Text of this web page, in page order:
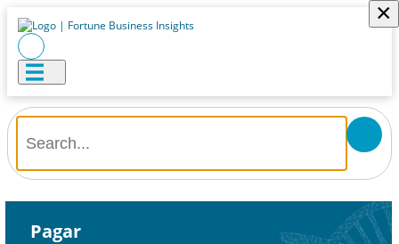
×
Pagar